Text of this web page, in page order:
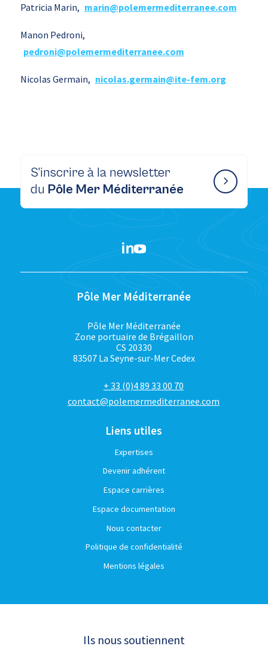
Patricia Marin, marin@polemermediterranee.com
Manon Pedroni,
pedroni@polemermediterranee.com
Nicolas Germain, nicolas.germain@ite-fem.org
S’inscrire à la newsletter
du Pôle Mer Méditerranée
Pôle Mer Méditerranée
Pôle Mer Méditerranée
Zone portuaire de Brégaillon
CS 20330
83507 La Seyne-sur-Mer Cedex
+ 33 (0)4 89 33 00 70
contact@polemermediterranee.com
Liens utiles
Expertises
Devenir adhérent
Espace carrières
Espace documentation
Nous contacter
Politique de confidentialité
Mentions légales
Ils nous soutiennent